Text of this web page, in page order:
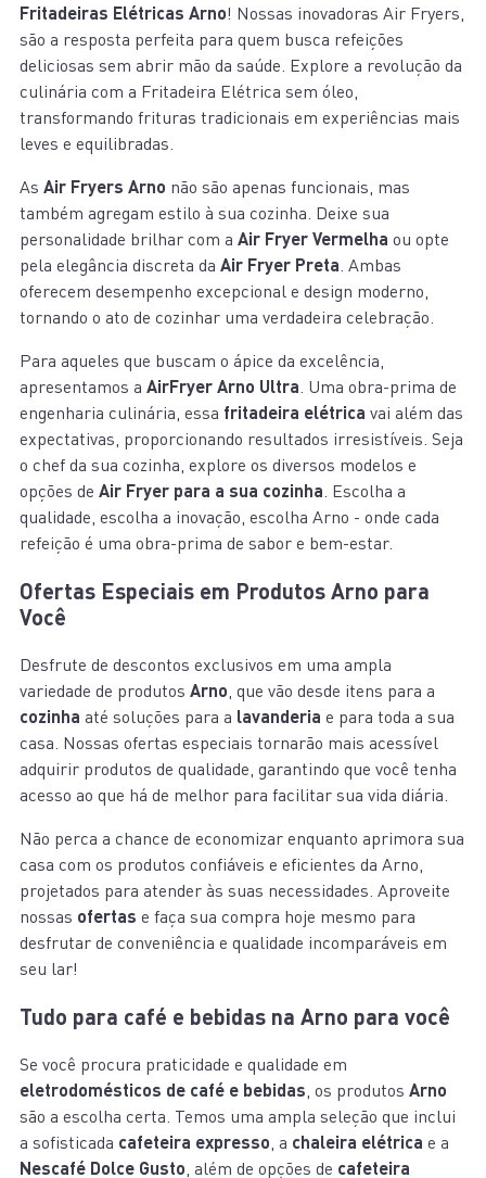
Fritadeiras Elétricas Arno! Nossas inovadoras Air Fryers,
são a resposta perfeita para quem busca refeições
deliciosas sem abrir mão da saúde. Explore a revolução da
culinária com a Fritadeira Elétrica sem óleo,
transformando frituras tradicionais em experiências mais
leves e equilibradas.
As Air Fryers Arno não são apenas funcionais, mas
também agregam estilo à sua cozinha. Deixe sua
personalidade brilhar com a Air Fryer Vermelha ou opte
pela elegância discreta da Air Fryer Preta. Ambas
oferecem desempenho excepcional e design moderno,
tornando o ato de cozinhar uma verdadeira celebração.
Para aqueles que buscam o ápice da excelência,
apresentamos a AirFryer Arno Ultra. Uma obra-prima de
engenharia culinária, essa fritadeira elétrica vai além das
expectativas, proporcionando resultados irresistíveis. Seja
o chef da sua cozinha, explore os diversos modelos e
opções de Air Fryer para a sua cozinha. Escolha a
qualidade, escolha a inovação, escolha Arno - onde cada
refeição é uma obra-prima de sabor e bem-estar.
Ofertas Especiais em Produtos Arno para
Você
Desfrute de descontos exclusivos em uma ampla
variedade de produtos Arno, que vão desde itens para a
cozinha até soluções para a lavanderia e para toda a sua
casa. Nossas ofertas especiais tornarão mais acessível
adquirir produtos de qualidade, garantindo que você tenha
acesso ao que há de melhor para facilitar sua vida diária.
Não perca a chance de economizar enquanto aprimora sua
casa com os produtos confiáveis e eficientes da Arno,
projetados para atender às suas necessidades. Aproveite
nossas ofertas e faça sua compra hoje mesmo para
desfrutar de conveniência e qualidade incomparáveis em
seu lar!
Tudo para café e bebidas na Arno para você
Se você procura praticidade e qualidade em
eletrodomésticos de café e bebidas, os produtos Arno
são a escolha certa. Temos uma ampla seleção que inclui
a sofisticada cafeteira expresso, a chaleira elétrica e a
Nescafé Dolce Gusto, além de opções de cafeteira